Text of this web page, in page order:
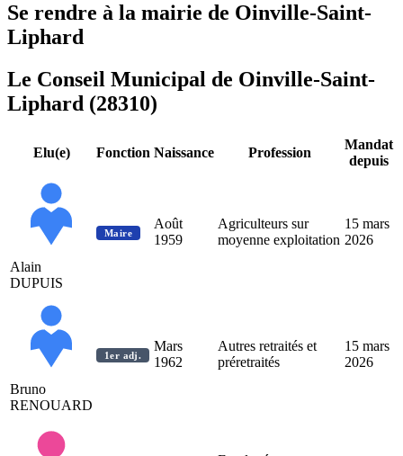
Se rendre à la mairie de Oinville-Saint-
Liphard
Le Conseil Municipal de Oinville-Saint-
Liphard (28310)
Elu(e) Fonction Naissance Profession
Mandat
depuis
Alain
DUPUIS
Maire
Août
1959
Agriculteurs sur
moyenne exploitation
15 mars
2026
Bruno
RENOUARD
1er adj.
Mars
1962
Autres retraités et
préretraités
15 mars
2026